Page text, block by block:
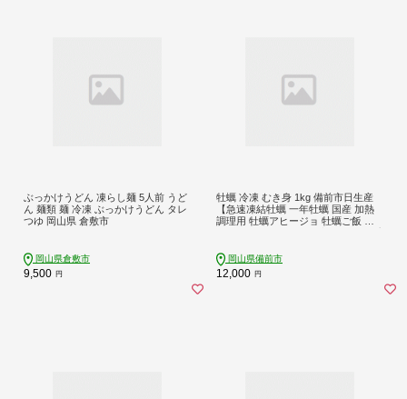
ぶっかけうどん 凍らし麺 5人前 うど
ん 麺類 麺 冷凍 ぶっかけうどん タレ
つゆ 岡山県 倉敷市
岡山県倉敷市
9,500 円
牡蠣 冷凍 むき身 1kg 備前市日生産
【急速凍結牡蠣 一年牡蠣 国産 加熱
調理用 牡蠣アヒージョ 牡蠣ご飯 カ
受賞！ 】
岡山県備前市
12,000 円